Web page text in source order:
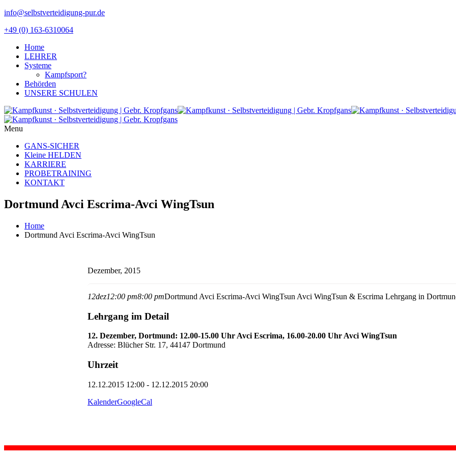
info@selbstverteidigung-pur.de
+49 (0) 163-6310064
Home
LEHRER
Systeme
Kampfsport?
Behörden
UNSERE SCHULEN
Menu
GANS-SICHER
Kleine HELDEN
KARRIERE
PROBETRAINING
KONTAKT
Dortmund Avci Escrima-Avci WingTsun
Home
Dortmund Avci Escrima-Avci WingTsun
Dezember, 2015
12dez12:00 pm8:00 pmDortmund Avci Escrima-Avci WingTsun Avci WingTsun & Escrima Lehrgang in
Lehrgang im Detail
12. Dezember, Dortmund: 12.00-15.00 Uhr Avci Escrima, 16.00-20.00 Uhr Avci WingTsun
Adresse: Blücher Str. 17, 44147 Dortmund
Uhrzeit
12.12.2015 12:00 - 12.12.2015 20:00
KalenderGoogleCal